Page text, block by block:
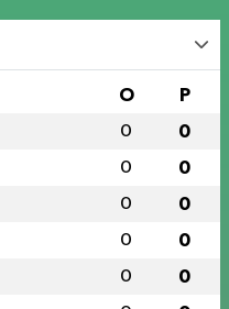
O P
0 0
0 0
0 0
0 0
0 0